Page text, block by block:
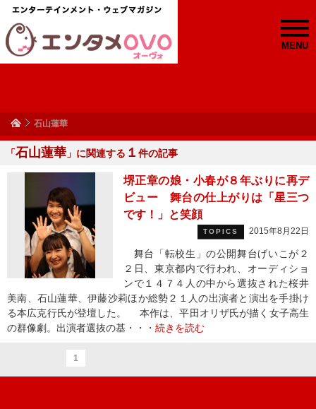
MENU
石山蓮華
「石山蓮華 」に関連する １ 件の記事
堺正章の娘・小春が８年ぶりに再デ
ビュー 舞台の仕上がりは「星三つ
です！」と笑顔
TOPICS 2015年8月22日
舞台「転校生」の公開舞台げいこが２
２日、東京都内で行われ、オーディショ
ンで１４７４人の中から選抜された桜井
美南、石山蓮華、伊藤沙莉ほか総勢２１人の出演者と演出を手掛け
る本広克行氏が登壇した。 本作は、平田オリザ氏が描く女子高生
の群像劇。出演者選抜の基・・・ 続きを読む
1